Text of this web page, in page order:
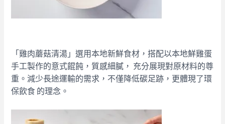
「雞肉蘑菇清湯」選用本地新鮮食材，搭配以本地鮮雞蛋
手工製作的意式餛飩，質感細膩， 充分展現對原材料的尊
重。減少長途運輸的需求，不僅降低碳足跡，更體現了環
保飲食 的理念。